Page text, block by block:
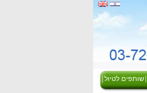
|שותפים לטיול|